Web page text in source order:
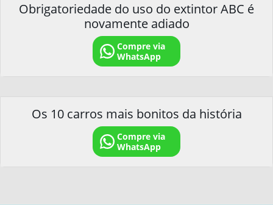
Obrigatoriedade do uso do extintor ABC é
novamente adiado
Compre via
WhatsApp
Os 10 carros mais bonitos da história
Compre via
WhatsApp